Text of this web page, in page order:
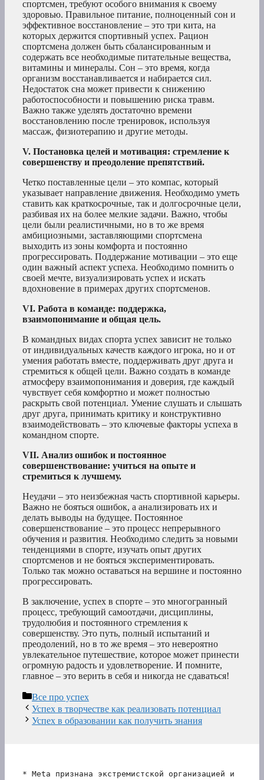
спортсмен, требуют особого внимания к своему
здоровью. Правильное питание, полноценный сон и
эффективное восстановление – это три кита, на
которых держится спортивный успех. Рацион
спортсмена должен быть сбалансированным и
содержать все необходимые питательные вещества,
витамины и минералы. Сон – это время, когда
организм восстанавливается и набирается сил.
Недостаток сна может привести к снижению
работоспособности и повышению риска травм.
Важно также уделять достаточно времени
восстановлению после тренировок, используя
массаж, физиотерапию и другие методы.
V. Постановка целей и мотивация: стремление к
совершенству и преодоление препятствий.
Четко поставленные цели – это компас, который
указывает направление движения. Необходимо уметь
ставить как краткосрочные, так и долгосрочные цели,
разбивая их на более мелкие задачи. Важно, чтобы
цели были реалистичными, но в то же время
амбициозными, заставляющими спортсмена
выходить из зоны комфорта и постоянно
прогрессировать. Поддержание мотивации – это еще
один важный аспект успеха. Необходимо помнить о
своей мечте, визуализировать успех и искать
вдохновение в примерах других спортсменов.
VI. Работа в команде: поддержка,
взаимопонимание и общая цель.
В командных видах спорта успех зависит не только
от индивидуальных качеств каждого игрока, но и от
умения работать вместе, поддерживать друг друга и
стремиться к общей цели. Важно создать в команде
атмосферу взаимопонимания и доверия, где каждый
чувствует себя комфортно и может полностью
раскрыть свой потенциал. Умение слушать и слышать
друг друга, принимать критику и конструктивно
взаимодействовать – это ключевые факторы успеха в
командном спорте.
VII. Анализ ошибок и постоянное
совершенствование: учиться на опыте и
стремиться к лучшему.
Неудачи – это неизбежная часть спортивной карьеры.
Важно не бояться ошибок, а анализировать их и
делать выводы на будущее. Постоянное
совершенствование – это процесс непрерывного
обучения и развития. Необходимо следить за новыми
тенденциями в спорте, изучать опыт других
спортсменов и не бояться экспериментировать.
Только так можно оставаться на вершине и постоянно
прогрессировать.
В заключение, успех в спорте – это многогранный
процесс, требующий самоотдачи, дисциплины,
трудолюбия и постоянного стремления к
совершенству. Это путь, полный испытаний и
преодолений, но в то же время – это невероятно
увлекательное путешествие, которое может принести
огромную радость и удовлетворение. И помните,
главное – это верить в себя и никогда не сдаваться!
Рубрики
Все про успех
Успех в творчестве как реализовать потенциал
Успех в образовании как получить знания
* Meta признана экстремистской организацией и